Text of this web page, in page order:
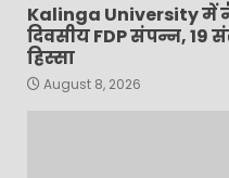
Kalinga University में
दिवसीय FDP संपन्न, 19
हिस्सा
August 8, 2026